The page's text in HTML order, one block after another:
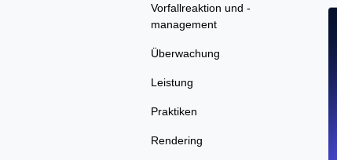
Vorfallreaktion und -
management
Überwachung
Leistung
Praktiken
Rendering